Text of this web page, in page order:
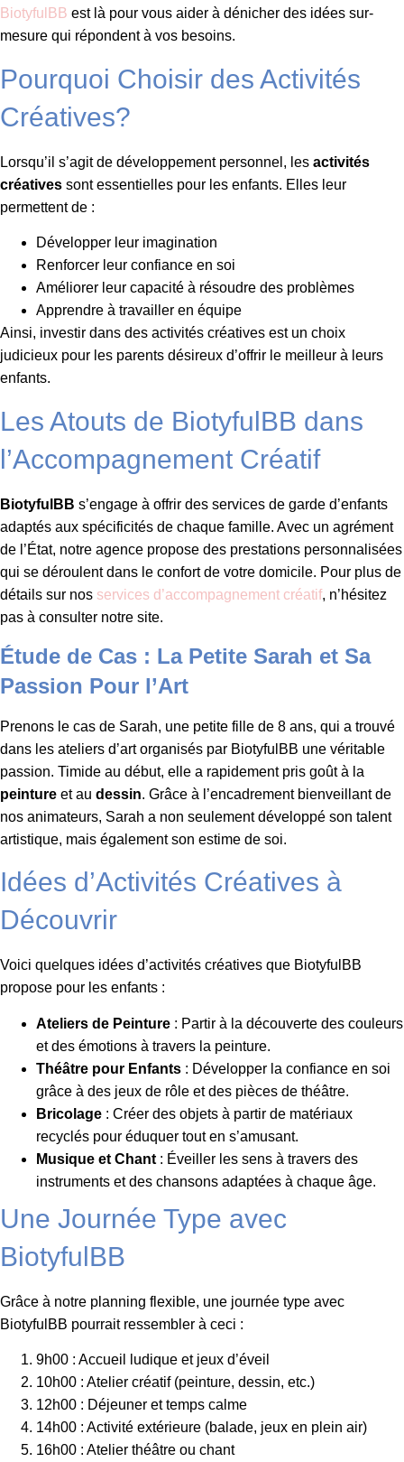
BiotyfulBB est là pour vous aider à dénicher des idées sur-
mesure qui répondent à vos besoins.
Pourquoi Choisir des Activités
Créatives?
Lorsqu’il s’agit de développement personnel, les activités
créatives sont essentielles pour les enfants. Elles leur
permettent de :
Développer leur imagination
Renforcer leur confiance en soi
Améliorer leur capacité à résoudre des problèmes
Apprendre à travailler en équipe
Ainsi, investir dans des activités créatives est un choix
judicieux pour les parents désireux d’offrir le meilleur à leurs
enfants.
Les Atouts de BiotyfulBB dans
l’Accompagnement Créatif
BiotyfulBB s’engage à offrir des services de garde d’enfants
adaptés aux spécificités de chaque famille. Avec un agrément
de l’État, notre agence propose des prestations personnalisées
qui se déroulent dans le confort de votre domicile. Pour plus de
détails sur nos services d’accompagnement créatif, n’hésitez
pas à consulter notre site.
Étude de Cas : La Petite Sarah et Sa
Passion Pour l’Art
Prenons le cas de Sarah, une petite fille de 8 ans, qui a trouvé
dans les ateliers d’art organisés par BiotyfulBB une véritable
passion. Timide au début, elle a rapidement pris goût à la
peinture et au dessin. Grâce à l’encadrement bienveillant de
nos animateurs, Sarah a non seulement développé son talent
artistique, mais également son estime de soi.
Idées d’Activités Créatives à
Découvrir
Voici quelques idées d’activités créatives que BiotyfulBB
propose pour les enfants :
Ateliers de Peinture : Partir à la découverte des couleurs
et des émotions à travers la peinture.
Théâtre pour Enfants : Développer la confiance en soi
grâce à des jeux de rôle et des pièces de théâtre.
Bricolage : Créer des objets à partir de matériaux
recyclés pour éduquer tout en s’amusant.
Musique et Chant : Éveiller les sens à travers des
instruments et des chansons adaptées à chaque âge.
Une Journée Type avec
BiotyfulBB
Grâce à notre planning flexible, une journée type avec
BiotyfulBB pourrait ressembler à ceci :
9h00 : Accueil ludique et jeux d’éveil
10h00 : Atelier créatif (peinture, dessin, etc.)
12h00 : Déjeuner et temps calme
14h00 : Activité extérieure (balade, jeux en plein air)
16h00 : Atelier théâtre ou chant